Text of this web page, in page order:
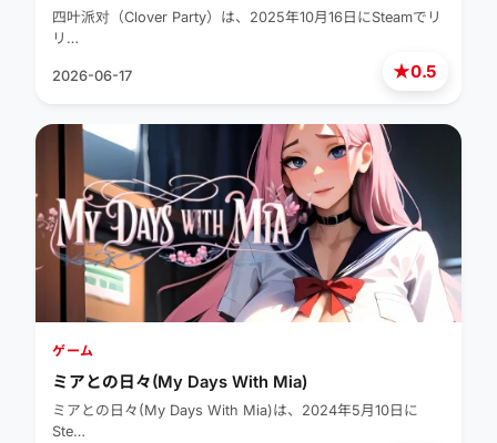
★0.5
四叶派对（Clover Party）は、2025年10月16日にSteamでリ
リ…
2026-06-17
ゲーム
ミアとの日々(My Days With Mia)
ミアとの日々(My Days With Mia)は、2024年5月10日に
Ste…